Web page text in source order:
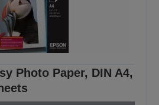
Photo Paper, DIN A4,